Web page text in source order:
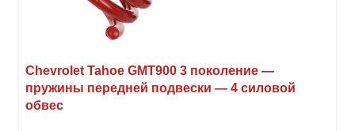
Chevrolet Tahoe GMT900 3 поколение —
пружины передней подвески — 4 силовой
обвес